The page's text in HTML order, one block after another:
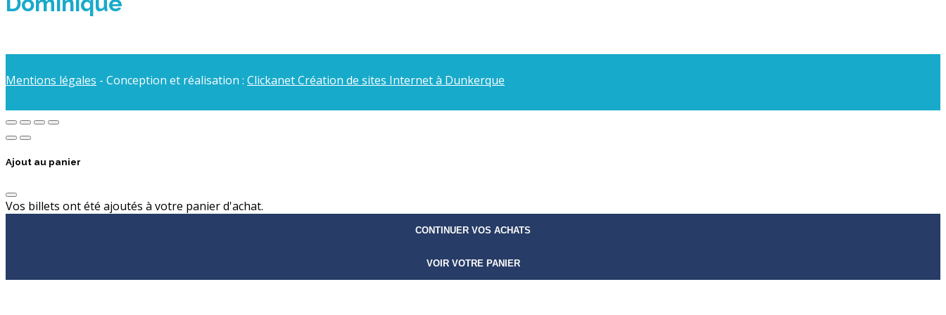
Mentions légales - Conception et réalisation : Clickanet Création de sites Internet à Dunkerque
Ajout au panier
Vos billets ont été ajoutés à votre panier d'achat.
CONTINUER VOS ACHATS
VOIR VOTRE PANIER